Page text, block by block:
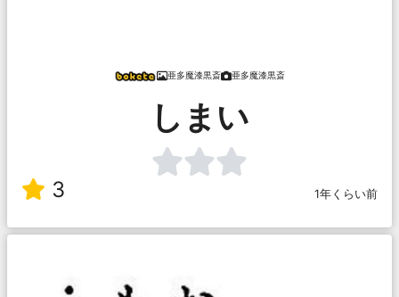
亜多魔漆黒斎 亜多魔漆黒斎
しまい
3 1年くらい前